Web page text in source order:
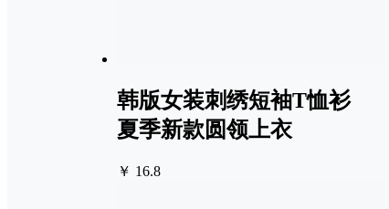
韩版女装刺绣短袖T恤衫
夏季新款圆领上衣
￥ 16.8